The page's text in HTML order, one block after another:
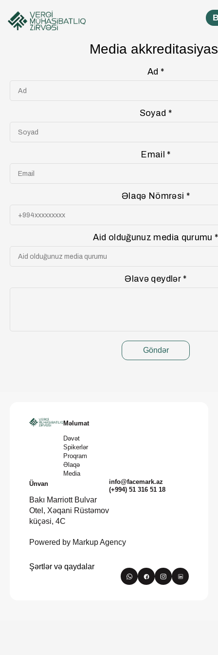
Media
Ad *
Soyad *
Email *
Əlaqə Nömrəsi *
Aid olduğunuz media qurumu *
Əlavə qeydlər *
Göndər
Məlumat
Dəvət
Spikerlər
Proqram
Əlaqə
Media
Ünvan
Bakı Marriott Bulvar
Otel, Xəqani Rüstəmov
küçəsi, 4C
info@facemark.az
(+994) 51 316 51 18
Powered by Markup Agency
Şərtlər və qaydalar